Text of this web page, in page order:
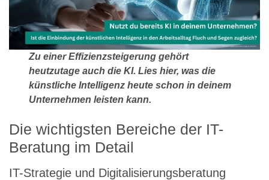
Zu einer Effizienzsteigerung gehört
heutzutage auch die KI. Lies hier, was die
künstliche Intelligenz heute schon in deinem
Unternehmen leisten kann.
Die wichtigsten Bereiche der IT-
Beratung im Detail
IT-Strategie und Digitalisierungsberatung